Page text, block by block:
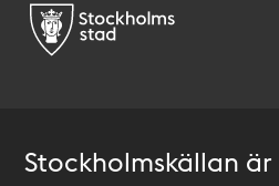
Stockholmskällan